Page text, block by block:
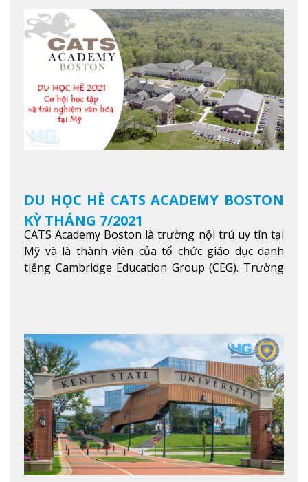
Khoa học máy tính…Trường cũng được bình chọn
là một trong những ngôi trường đáng học nhất
trong khu vực các nước ASEAN và Châu Á.Xem
thêm
DU HỌC HÈ CATS ACADEMY BOSTON
KỲ THÁNG 7/2021
CATS Academy Boston là trường nội trú uy tín tại
Mỹ và là thành viên của tổ chức giáo dục danh
tiếng Cambridge Education Group (CEG). Trường
thêm